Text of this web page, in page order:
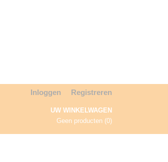
Inloggen Registreren
UW WINKELWAGEN
Geen producten (0)